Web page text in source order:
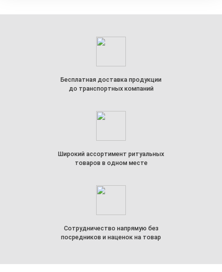
Бесплатная доставка продукции
до транспортных компаний
Широкий ассортимент ритуальных
товаров в одном месте
Сотрудничество напрямую без
посредников и наценок на товар